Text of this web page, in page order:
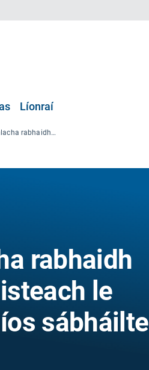
Líonraí
Líonra chun córais nuálacha rabhaidh tocsaineachta a thabhairt isteach le haghaidh táirgí bia mara níos sábháilte
rabhaidh
le
sábháilte